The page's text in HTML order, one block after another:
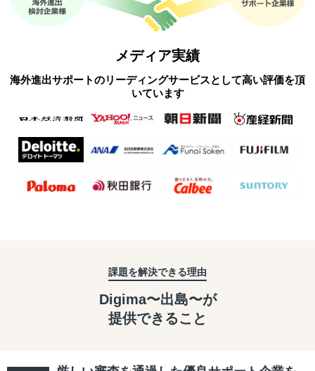
メディア実績
海外進出サポートのリーディングサービスとして高い評価を頂
いています
課題を解決できる理由
Digima〜出島〜が
提供できること